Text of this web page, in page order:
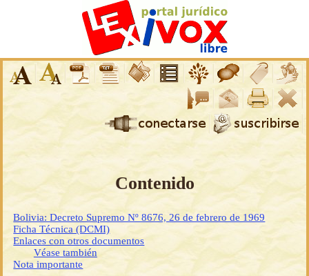
Contenido
Bolivia: Decreto Supremo Nº 8676, 26 de febrero de 1969
Ficha Técnica (DCMI)
Enlaces con otros documentos
Véase también
Nota importante